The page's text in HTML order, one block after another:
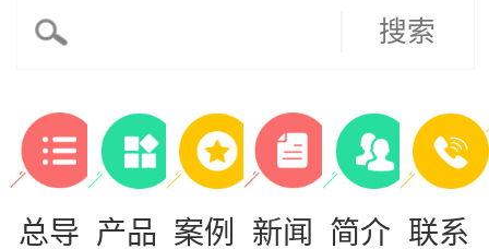
搜索
总导 产品 案例 新闻 简介 联系